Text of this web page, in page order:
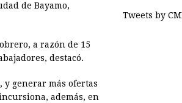
de Bayamo,
a razón de 15
destacó.
generar más ofertas
además, en
Tweets by